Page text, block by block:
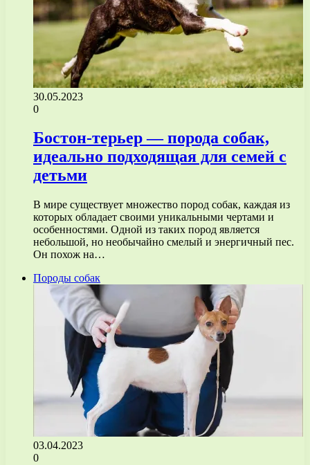
30.05.2023
0
Бостон-терьер — порода собак,
идеально подходящая для семей с
детьми
В мире существует множество пород собак, каждая из
которых обладает своими уникальными чертами и
особенностями. Одной из таких пород является
небольшой, но необычайно смелый и энергичный пес.
Он похож на…
Породы собак
03.04.2023
0